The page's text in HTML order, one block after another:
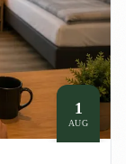
1
AUG